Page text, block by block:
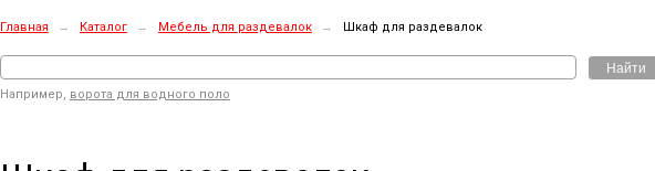
Главная → Каталог → Мебель для раздевалок → Шкаф для раздевалок
Найти
Например, ворота для водного поло